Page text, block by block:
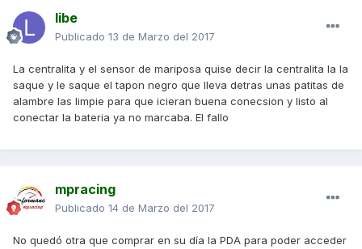
libe
Publicado 13 de Marzo del 2017
La centralita y el sensor de mariposa quise decir la centralita la la
saque y le saque el tapon negro que lleva detras unas patitas de
alambre las limpie para que icieran buena conecsion y listo al
conectar la bateria ya no marcaba. El fallo
mpracing
Publicado 14 de Marzo del 2017
No quedó otra que comprar en su día la PDA para poder acceder